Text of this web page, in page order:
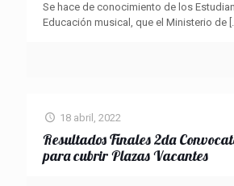
Se hace de conocimiento de los
Educación musical, que el Ministerio de
18 abril, 2022
Resultados Finales 2da
para cubrir Plazas Vacantes